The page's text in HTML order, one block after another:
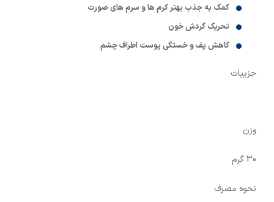
کمک به جذب بهتر کرم ها و سرم های صورت
تحریک گردش خون
کاهش پف و خستگی پوست اطراف چشم
جزییات
وزن
30 گرم
نحوه‌ مصرف